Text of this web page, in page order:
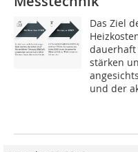
Das Ziel
dauerhaft
stärken
und der